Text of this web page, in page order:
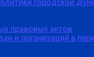
городской
правовых актов
и организаций в